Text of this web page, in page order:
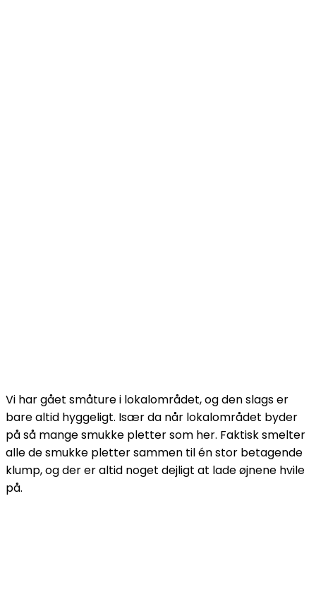
Vi har gået småture i lokalområdet, og den slags er
bare altid hyggeligt. Især da når lokalområdet byder
på så mange smukke pletter som her. Faktisk smelter
alle de smukke pletter sammen til én stor betagende
klump, og der er altid noget dejligt at lade øjnene hvile
på.